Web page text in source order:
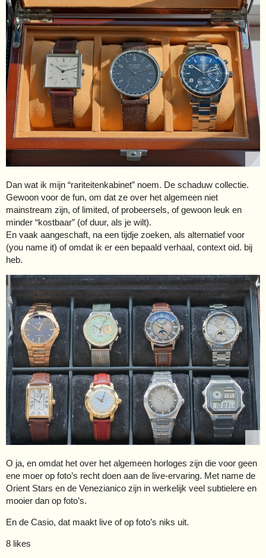
Dan wat ik mijn “rariteitenkabinet” noem. De schaduw collectie.
Gewoon voor de fun, om dat ze over het algemeen niet
mainstream zijn, of limited, of probeersels, of gewoon leuk en
minder “kostbaar” (of duur, als je wilt).
En vaak aangeschaft, na een tijdje zoeken, als alternatief voor
(you name it) of omdat ik er een bepaald verhaal, context oid. bij
heb.
O ja, en omdat het over het algemeen horloges zijn die voor geen
ene moer op foto’s recht doen aan de live-ervaring. Met name de
Orient Stars en de Venezianico zijn in werkelijk veel subtielere en
mooier dan op foto’s.
En de Casio, dat maakt live of op foto’s niks uit.
8 likes